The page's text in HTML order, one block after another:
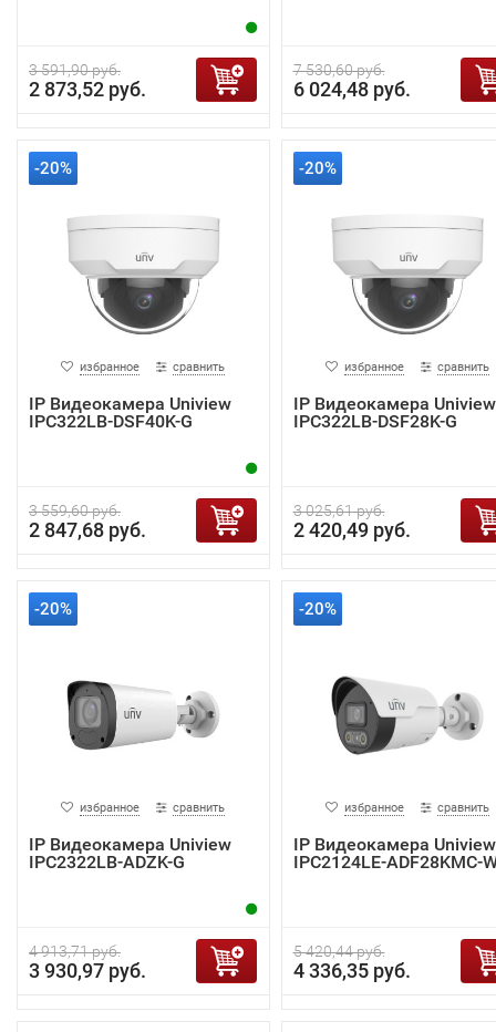
3 591,90 руб.
2 873,52 руб.
7 530,60 руб.
6 024,48 руб.
-20%
избранное сравнить
IP Видеокамера Uniview
IPC322LB-DSF40K-G
3 559,60 руб.
2 847,68 руб.
-20%
избранное сравнить
IP Видеокамера Uniview
IPC322LB-DSF28K-G
3 025,61 руб.
2 420,49 руб.
-20%
избранное сравнить
IP Видеокамера Uniview
IPC2322LB-ADZK-G
4 913,71 руб.
3 930,97 руб.
-20%
избранное сравнить
IP Видеокамера Uniview
IPC2124LE-ADF28KMC-
5 420,44 руб.
4 336,35 руб.